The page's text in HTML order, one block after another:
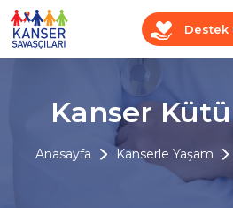
Destek
Kanser
Anasayfa Kanserle Yaşam